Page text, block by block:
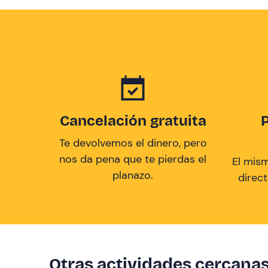
Cancelación gratuita
Te devolvemos el dinero, pero
nos da pena que te pierdas el
planazo.
El